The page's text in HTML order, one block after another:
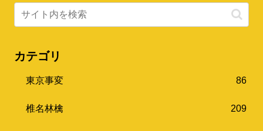
カテゴリ
東京事変 86
椎名林檎 209